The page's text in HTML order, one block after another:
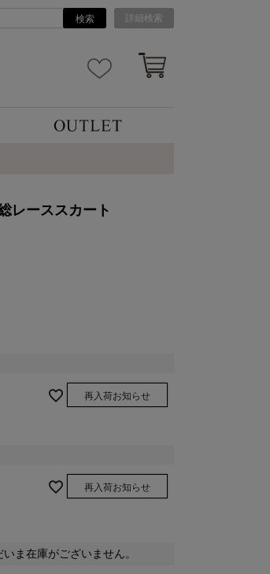
検索 詳細検索
レーススカート
再入荷お知らせ
再入荷お知らせ
ま在庫がございません。